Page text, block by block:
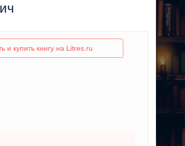
и купить книгу на Litres.ru